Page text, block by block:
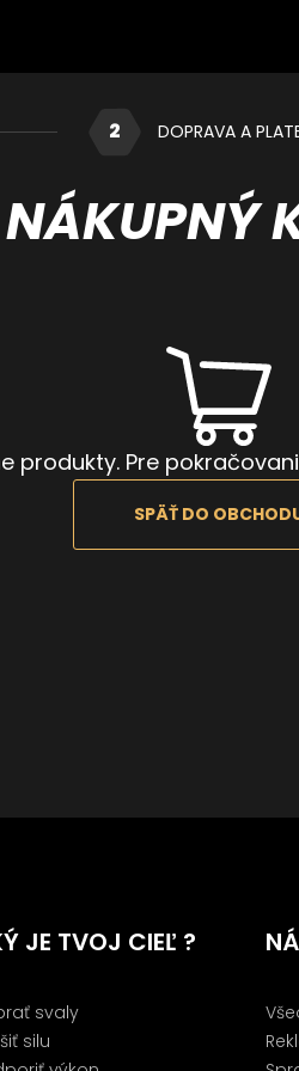
2 DOPRAVA A
NÁKUPNÝ
produkty. Pre
SPÄŤ DO
JE TVOJ CIEĽ ?
svaly
silu